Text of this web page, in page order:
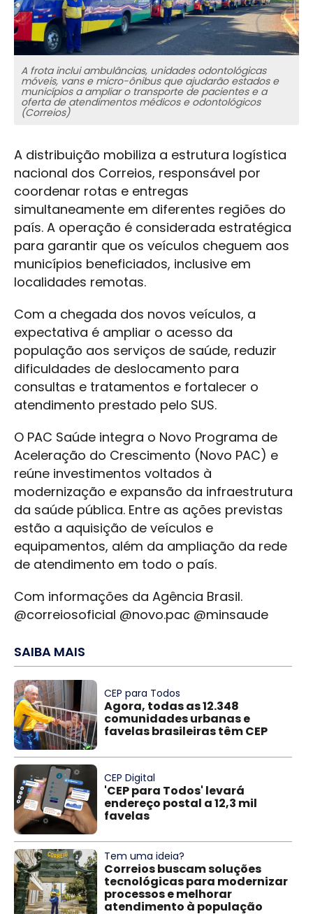
A frota inclui ambulâncias, unidades odontológicas
móveis, vans e micro-ônibus que ajudarão estados e
municípios a ampliar o transporte de pacientes e a
oferta de atendimentos médicos e odontológicos
(Correios)
A distribuição mobiliza a estrutura logística
nacional dos Correios, responsável por
coordenar rotas e entregas
simultaneamente em diferentes regiões do
país. A operação é considerada estratégica
para garantir que os veículos cheguem aos
municípios beneficiados, inclusive em
localidades remotas.
Com a chegada dos novos veículos, a
expectativa é ampliar o acesso da
população aos serviços de saúde, reduzir
dificuldades de deslocamento para
consultas e tratamentos e fortalecer o
atendimento prestado pelo SUS.
O PAC Saúde integra o Novo Programa de
Aceleração do Crescimento (Novo PAC) e
reúne investimentos voltados à
modernização e expansão da infraestrutura
da saúde pública. Entre as ações previstas
estão a aquisição de veículos e
equipamentos, além da ampliação da rede
de atendimento em todo o país.
Com informações da Agência Brasil.
@correiosoficial @novo.pac @minsaude
SAIBA MAIS
CEP para Todos
Agora, todas as 12.348
comunidades urbanas e
favelas brasileiras têm CEP
CEP Digital
'CEP para Todos' levará
endereço postal a 12,3 mil
favelas
Tem uma ideia?
Correios buscam soluções
tecnológicas para modernizar
processos e melhorar
atendimento à população